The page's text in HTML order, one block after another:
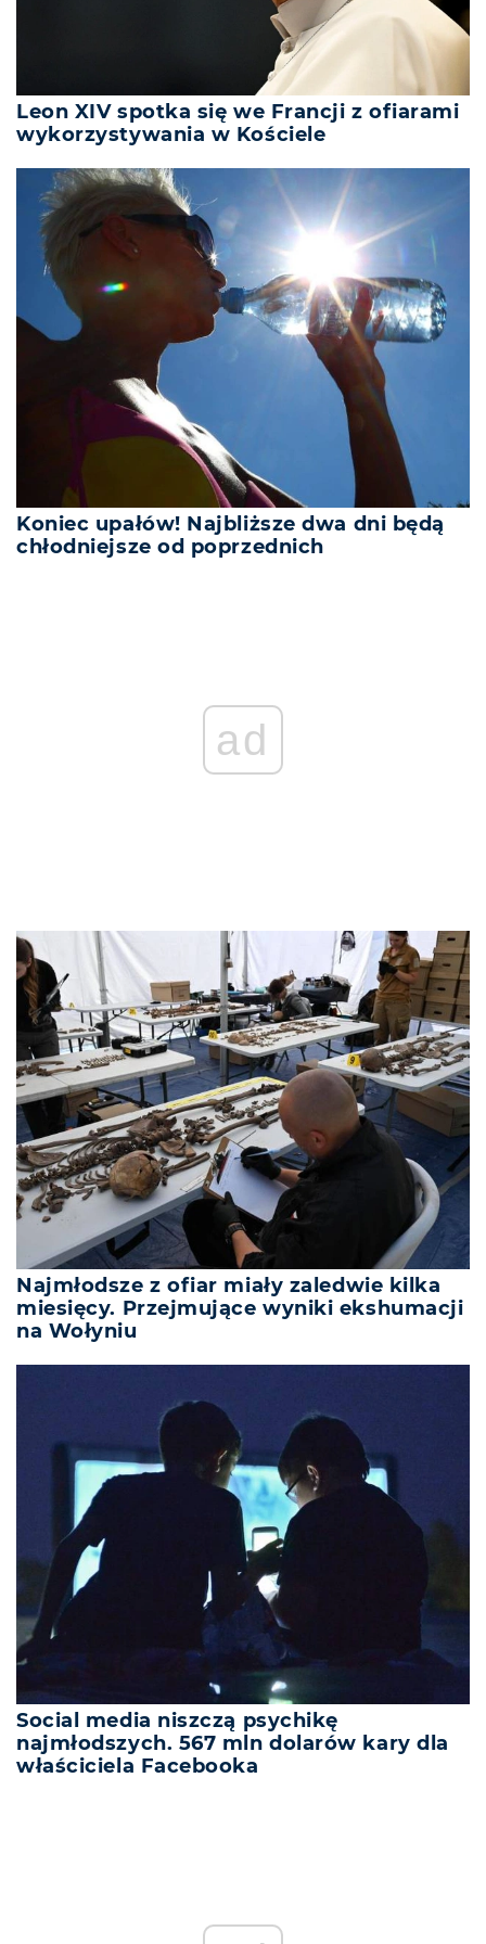
Leon XIV spotka się we Francji z ofiarami
wykorzystywania w Kościele
Koniec upałów! Najbliższe dwa dni będą
chłodniejsze od poprzednich
ad
Najmłodsze z ofiar miały zaledwie kilka
miesięcy. Przejmujące wyniki ekshumacji
na Wołyniu
Social media niszczą psychikę
najmłodszych. 567 mln dolarów kary dla
właściciela Facebooka